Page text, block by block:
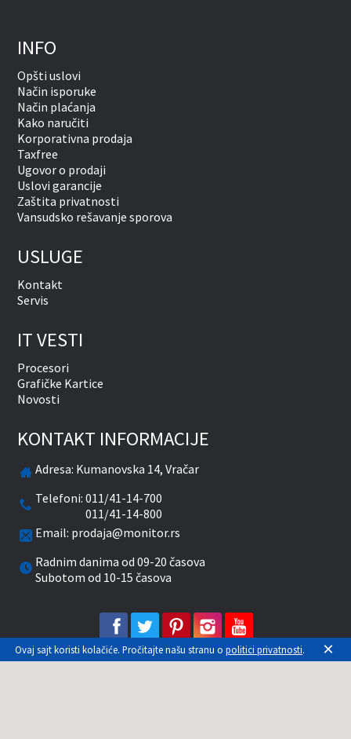
INFO
Opšti uslovi
Način isporuke
Način plaćanja
Kako naručiti
Korporativna prodaja
Taxfree
Ugovor o prodaji
Uslovi garancije
Zaštita privatnosti
Vansudsko rešavanje sporova
USLUGE
Kontakt
Servis
IT VESTI
Procesori
Grafičke Kartice
Novosti
KONTAKT INFORMACIJE
Adresa: Kumanovska 14, Vračar
Telefoni:011/41-14-700
011/41-14-800
Email: prodaja@monitor.rs
Radnim danima od 09-20 časova
Subotom od 10-15 časova
facebook
twitterpinterestinstagramyoutube
Prikazane cene su sa uračunatim PDV-om. Plaćanje
Ovaj sajt koristi kolačiće. Pročitajte našu stranu o politici privatnosti. ×